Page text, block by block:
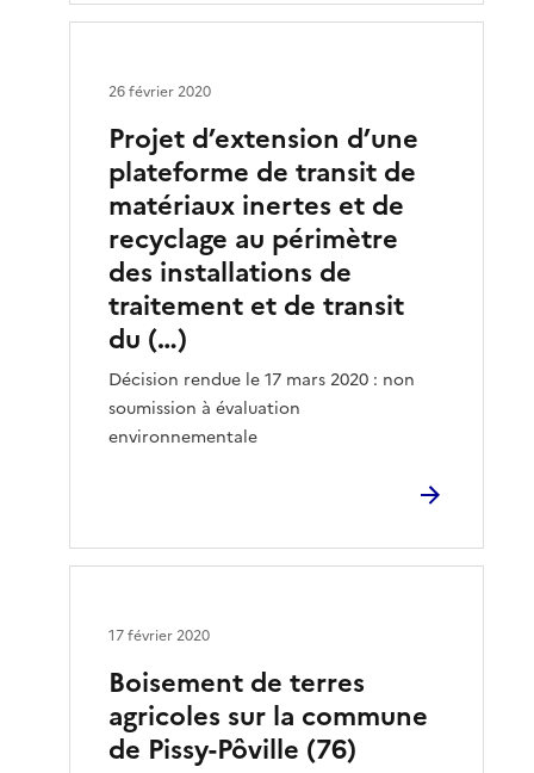
Projet d’extension d’une
plateforme de transit de
matériaux inertes et de
recyclage au périmètre
des installations de
traitement et de transit
du (…)
Décision rendue le 17 mars 2020 : non
soumission à évaluation
environnementale
26 février 2020
Boisement de terres
agricoles sur la commune
de Pissy-Pôville (76)
17 février 2020